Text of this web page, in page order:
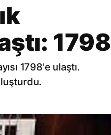
1798
1798'e ulaştı.